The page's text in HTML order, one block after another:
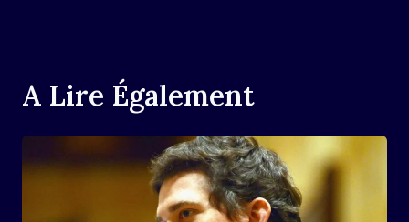
A Lire Également